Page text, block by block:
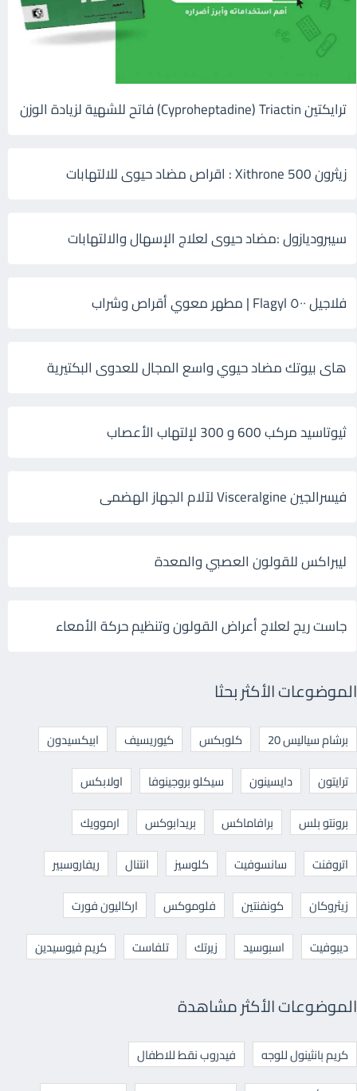
ترايكتين Cyproheptadine) Triactin) فاتح للشهية لزيادة الوزن
زيثرون 500 Xithrone : اقراص مضاد حيوى للالتهابات
سيبروديازول :مضاد حيوى لعلاج الإسهال والالتهابات
فلاجيل ٥٠٠ Flagyl | مطهر معوي أقراص وشراب
هاى بيوتك مضاد حيوي واسع المجال للعدوى البكتيرية
ثيوتاسيد مركب 600 و 300 لإلتهاب الأعصاب
فيسرالجين Visceralgine لآلام الجهاز الهضمى
ليبراكس للقولون العصبي والمعدة
جاست ريج لعلاج أعراض القولون وتنظيم حركة الأمعاء
الموضوعات الأكثر بحثا
برشام سياليس 20 كلوبكس كيوريسيف
ابيكسيدون
ترايتون
دايسينون سيكلو بروجينوفا
اولابكس
برونتو بلس
برافاماكس بريدابوكس
ارموويك
اتروفنت
سانسوفيت كلوسيز انتنال
ريفاروسبير
زيثروكان
كونفنتين فلوموكس
اركاليون فورت
ديبوفيت
اسبوسيد زيرتك تلفاست كريم فيوسيدين
الموضوعات الأكثر مشاهدة
كريم بانثينول للوجه
فيدروب نقط للاطفال